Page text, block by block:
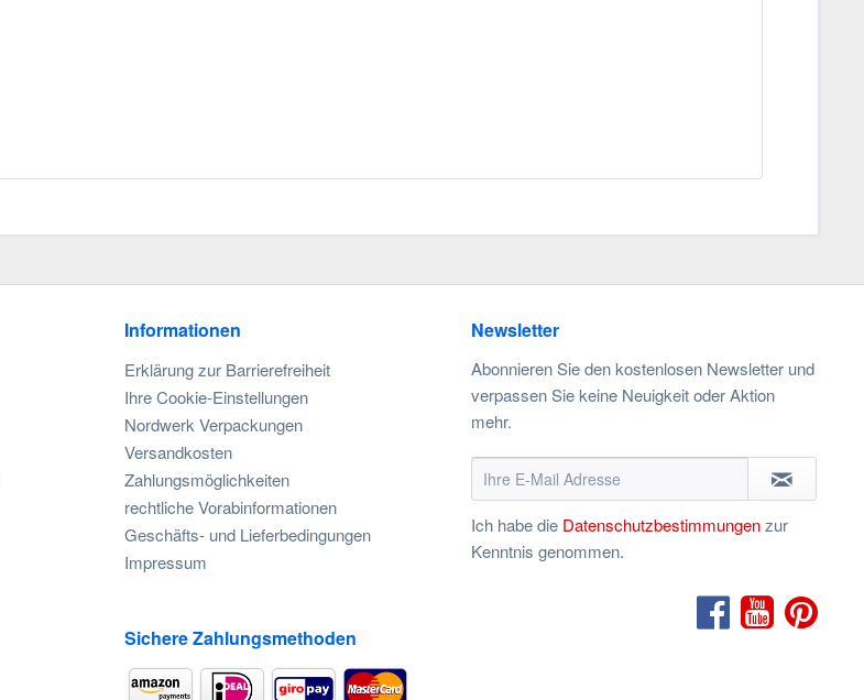
Informationen
Erklärung zur Barrierefreiheit
Ihre Cookie-Einstellungen
Nordwerk Verpackungen
Versandkosten
Zahlungsmöglichkeiten
rechtliche Vorabinformationen
Geschäfts- und Lieferbedingungen
Impressum
Sichere Zahlungsmethoden
Newsletter
Abonnieren Sie den kostenlosen Newsletter und
verpassen Sie keine Neuigkeit oder Aktion
mehr.
Ich habe die Datenschutzbestimmungenzur
Kenntnis genommen.